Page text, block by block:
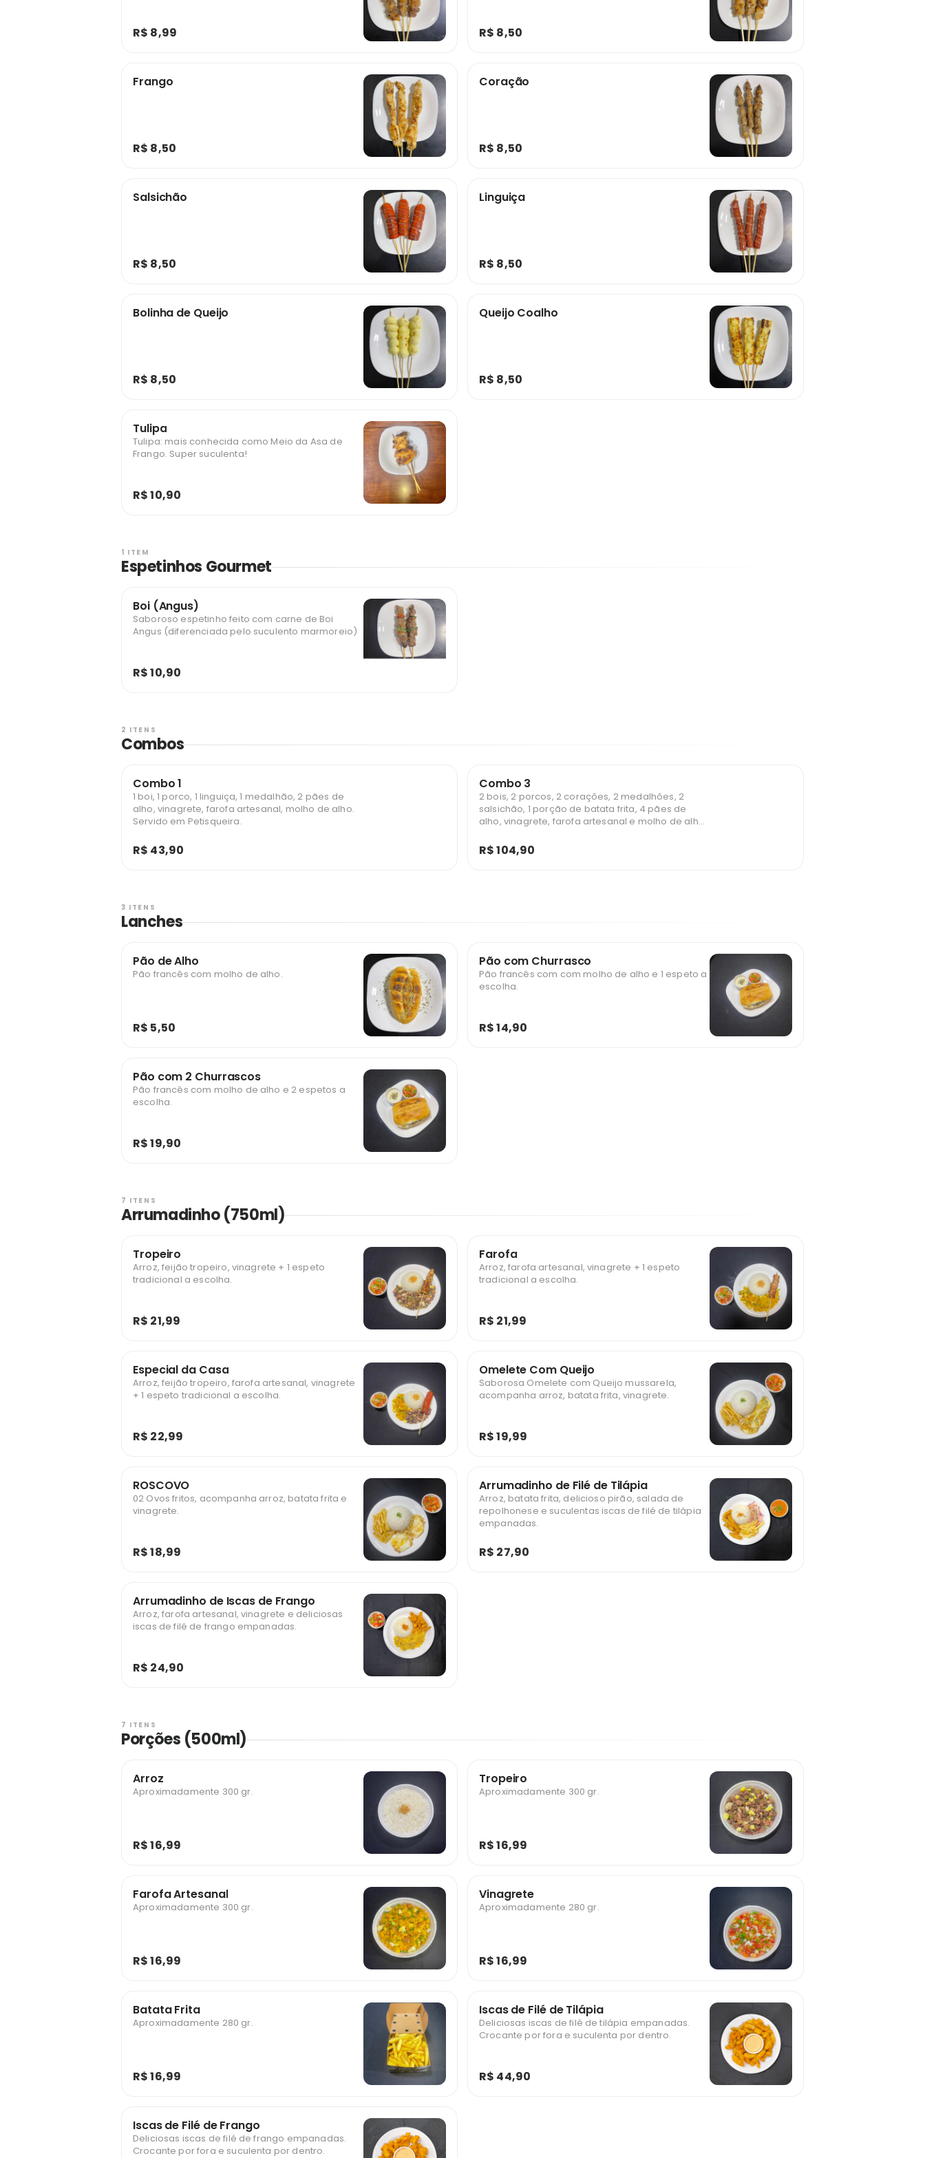
R$ 8,99 R$ 8,50
Frango
R$ 8,50
Coração
R$ 8,50
Salsichão
R$ 8,50
Linguiça
R$ 8,50
Bolinha de Queijo
R$ 8,50
Queijo Coalho
R$ 8,50
Tulipa
Tulipa: mais conhecida como Meio da Asa de
Frango. Super suculenta!
R$ 10,90
1 ITEM
Espetinhos Gourmet
Boi (Angus)
Saboroso espetinho feito com carne de Boi
Angus (diferenciada pelo suculento marmoreio)
R$ 10,90
2 ITENS
Combos
Combo 1
1 boi, 1 porco, 1 linguiça, 1 medalhão, 2 pães de
alho, vinagrete, farofa artesanal, molho de alho.
Servido em Petisqueira.
R$ 43,90
Combo 3
2 bois, 2 porcos, 2 corações, 2 medalhões, 2
salsichão, 1 porção de batata frita, 4 pães de
alho, vinagrete, farofa artesanal e molho de alho.
R$ 104,90
3 ITENS
Lanches
Pão de Alho
Pão francês com molho de alho.
R$ 5,50
Pão com Churrasco
Pão francês com com molho de alho e 1 espeto a
escolha.
R$ 14,90
Pão com 2 Churrascos
Pão francês com molho de alho e 2 espetos a
escolha.
R$ 19,90
7 ITENS
Arrumadinho (750ml)
Tropeiro
Arroz, feijão tropeiro, vinagrete + 1 espeto
tradicional a escolha.
R$ 21,99
Farofa
Arroz, farofa artesanal, vinagrete + 1 espeto
tradicional a escolha.
R$ 21,99
Especial da Casa
Arroz, feijão tropeiro, farofa artesanal, vinagrete
+ 1 espeto tradicional a escolha.
R$ 22,99
Omelete Com Queijo
Saborosa Omelete com Queijo mussarela,
acompanha arroz, batata frita, vinagrete.
R$ 19,99
ROSCOVO
02 Ovos fritos, acompanha arroz, batata frita e
vinagrete.
R$ 18,99
Arrumadinho de Filé de Tilápia
Arroz, batata frita, delicioso pirão, salada de
repolhonese e suculentas iscas de filé de tilápia
empanadas.
R$ 27,90
Arrumadinho de Iscas de Frango
Arroz, farofa artesanal, vinagrete e deliciosas
iscas de filé de frango empanadas.
R$ 24,90
7 ITENS
Porções (500ml)
Arroz
Aproximadamente 300 gr.
R$ 16,99
Tropeiro
Aproximadamente 300 gr.
R$ 16,99
Farofa Artesanal
Aproximadamente 300 gr.
R$ 16,99
Vinagrete
Aproximadamente 280 gr.
R$ 16,99
Batata Frita
Aproximadamente 280 gr.
R$ 16,99
Iscas de Filé de Tilápia
Deliciosas iscas de filé de tilápia empanadas.
Crocante por fora e suculenta por dentro.
R$ 44,90
Iscas de Filé de Frango
Deliciosas iscas de filé de frango empanadas.
Crocante por fora e suculenta por dentro.